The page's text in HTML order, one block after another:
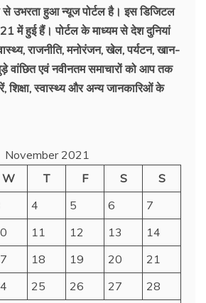
से उभरता हुआ न्‍यूज पोर्टल है। इस डिजिटल
में हुई हैं। पोर्टल के माध्यम से देश दुनियां
राजनीति, मनोरंजन, खेल, पर्यटन, खान-
एवं नवीनतम समाचारों को आप तक
शिक्षा, स्वास्थ्य और अन्य जानकारिओं के
November 2021
W T F S
S
4 5 6
7
11 12 13
14
18 19 20
21
25 26 27
28